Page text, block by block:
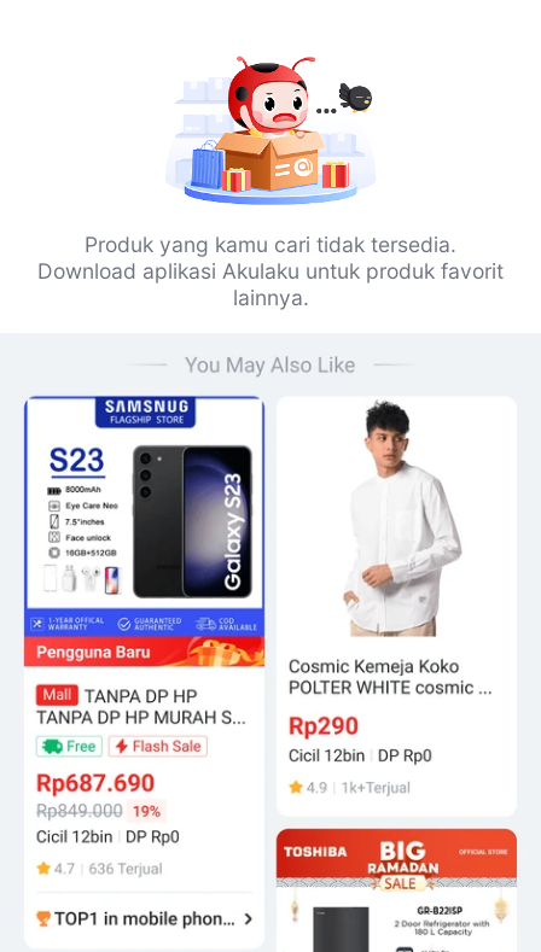
Produk yang kamu cari tidak tersedia.
Download aplikasi Akulaku untuk produk favorit
lainnya.